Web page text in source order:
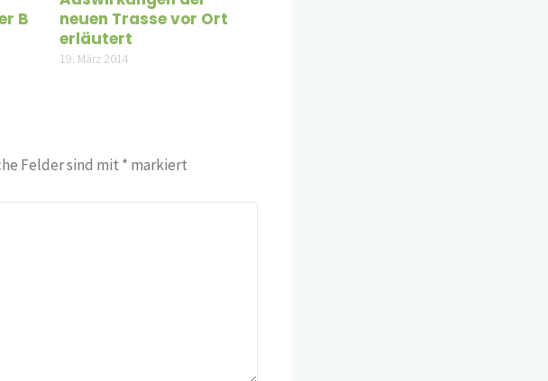
B
neuen Trasse vor Ort
erläutert
19. März 2014
Felder sind mit * markiert